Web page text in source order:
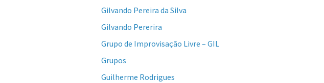
Gilvando Pereira da Silva
Gilvando Pererira
Grupo de Improvisação Livre – GIL
Grupos
Guilherme Rodrigues